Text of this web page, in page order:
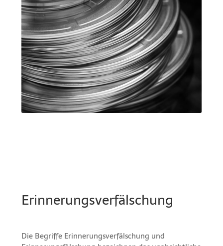
Erinnerungsverfälschung
Die Begriffe Erinnerungsverfälschung und